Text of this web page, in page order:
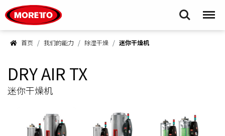
Search Menu
首页 我们的能力 除湿干燥 迷你干燥机
DRY AIR TX
迷你干燥机